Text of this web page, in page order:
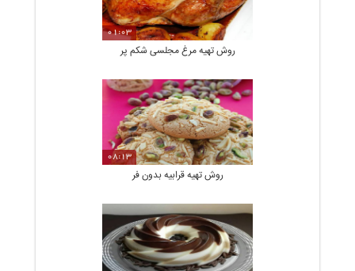
01:03
روش تهیه مرغ مجلسی شکم پر
08:13
روش تهیه قرابیه بدون فر